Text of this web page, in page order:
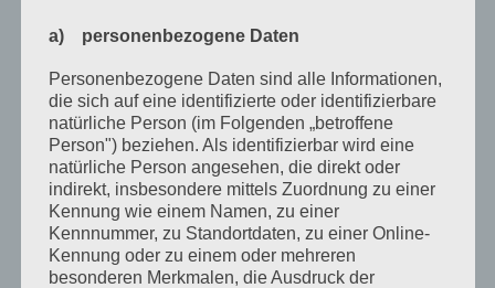
Dezember 2021
September 2021
Mai 2021
März 2021
Januar 2021
Dezember 2020
a) personenbezogene Daten
Personenbezogene Daten sind alle Informationen,
die sich auf eine identifizierte oder identifizierbare
natürliche Person (im Folgenden „betroffene
Person") beziehen. Als identifizierbar wird eine
natürliche Person angesehen, die direkt oder
indirekt, insbesondere mittels Zuordnung zu einer
Kennung wie einem Namen, zu einer
Kennnummer, zu Standortdaten, zu einer Online-
Kennung oder zu einem oder mehreren
besonderen Merkmalen, die Ausdruck der